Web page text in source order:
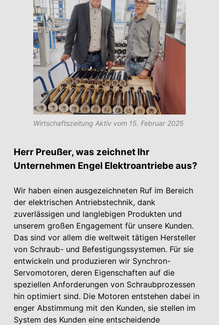
Wirtschaftszeitung Aktiv vom 15. Februar 2025
Herr Preußer, was zeichnet Ihr
Unternehmen Engel Elektroantriebe aus?
Wir haben einen ausgezeichneten Ruf im Bereich
der elektrischen Antriebstechnik, dank
zuverlässigen und langlebigen Produkten und
unserem großen Engagement für unsere Kunden.
Das sind vor allem die weltweit tätigen Hersteller
von Schraub- und Befestigungssystemen. Für sie
entwickeln und produzieren wir Synchron-
Servomotoren, deren Eigenschaften auf die
speziellen Anforderungen von Schraubprozessen
hin optimiert sind. Die Motoren entstehen dabei in
enger Abstimmung mit den Kunden, sie stellen im
System des Kunden eine entscheidende